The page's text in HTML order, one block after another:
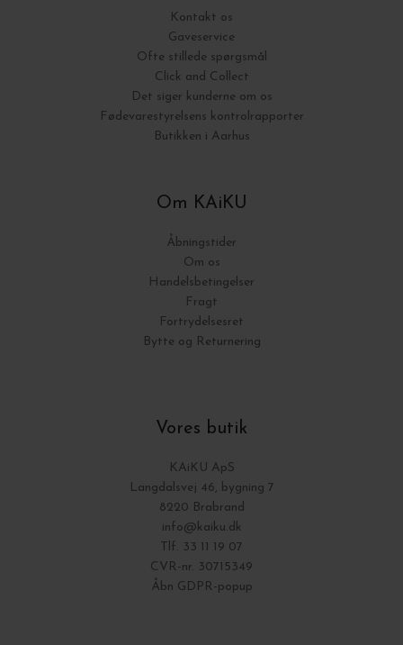
Kontakt os
Gaveservice
Ofte stillede spørgsmål
Click and Collect
Det siger kunderne om os
Fødevarestyrelsens kontrolrapporter
Butikken i Aarhus
Om KAiKU
Åbningstider
Om os
Handelsbetingelser
Fragt
Fortrydelsesret
Bytte og Returnering
Vores butik
KAiKU ApS
Langdalsvej 46, bygning 7
8220 Brabrand
info@kaiku.dk
Tlf. 33 11 19 07
CVR-nr. 30715349
Åbn GDPR-popup